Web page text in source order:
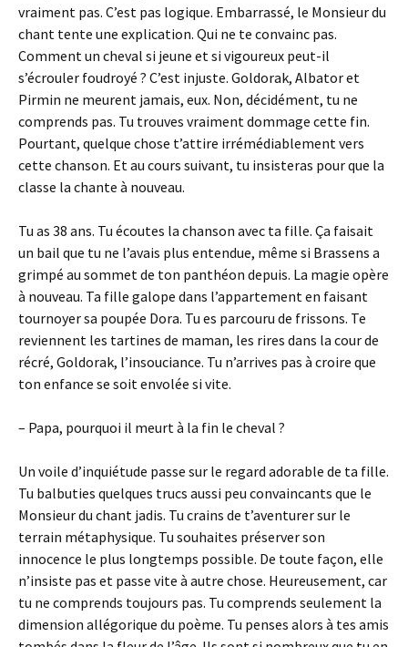
vraiment pas. C’est pas logique. Embarrassé, le Monsieur du
chant tente une explication. Qui ne te convainc pas.
Comment un cheval si jeune et si vigoureux peut-il
s’écrouler foudroyé ? C’est injuste. Goldorak, Albator et
Pirmin ne meurent jamais, eux. Non, décidément, tu ne
comprends pas. Tu trouves vraiment dommage cette fin.
Pourtant, quelque chose t’attire irrémédiablement vers
cette chanson. Et au cours suivant, tu insisteras pour que la
classe la chante à nouveau.
Tu as 38 ans. Tu écoutes la chanson avec ta fille. Ça faisait
un bail que tu ne l’avais plus entendue, même si Brassens a
grimpé au sommet de ton panthéon depuis. La magie opère
à nouveau. Ta fille galope dans l’appartement en faisant
tournoyer sa poupée Dora. Tu es parcouru de frissons. Te
reviennent les tartines de maman, les rires dans la cour de
récré, Goldorak, l’insouciance. Tu n’arrives pas à croire que
ton enfance se soit envolée si vite.
– Papa, pourquoi il meurt à la fin le cheval ?
Un voile d’inquiétude passe sur le regard adorable de ta fille.
Tu balbuties quelques trucs aussi peu convaincants que le
Monsieur du chant jadis. Tu crains de t’aventurer sur le
terrain métaphysique. Tu souhaites préserver son
innocence le plus longtemps possible. De toute façon, elle
n’insiste pas et passe vite à autre chose. Heureusement, car
tu ne comprends toujours pas. Tu comprends seulement la
dimension allégorique du poème. Tu penses alors à tes amis